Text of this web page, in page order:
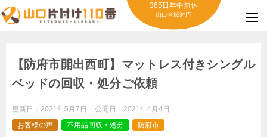
365日年中無休
山口全域対応
【防府市開出西町】マットレス付きシングル
ベッドの回収・処分ご依頼
更新日： 2021年5月7日 公開日： 2021年4月4日
お客様の声
不用品回収・処分 防府市